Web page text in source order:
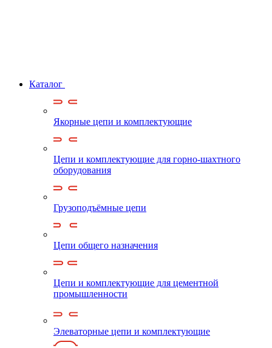
Каталог
Якорные цепи и комплектующие
Цепи и комплектующие для горно-шахтного
оборудования
Грузоподъёмные цепи
Цепи общего назначения
Цепи и комплектующие для цементной
промышленности
Элеваторные цепи и комплектующие